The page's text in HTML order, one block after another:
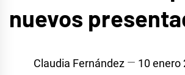
nuevos
Claudia Fernández 10 enero